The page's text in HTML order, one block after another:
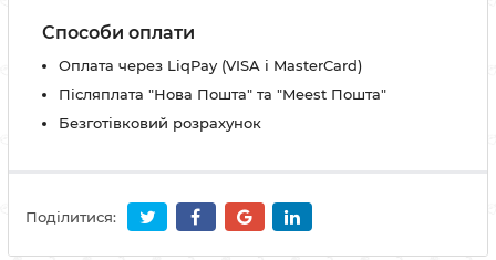
Способи оплати
Оплата через LiqPay (VISA і MasterCard)
Післяплата "Нова Пошта" та "Meest Пошта"
Безготівковий розрахунок
Поділитися: